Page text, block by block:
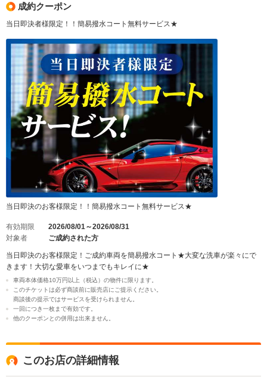
成約クーポン
当日即決者様限定！！簡易撥水コート無料サービス★
当日即決のお客様限定！！簡易撥水コート無料サービス★
有効期限
2026/08/01～2026/08/31
対象者
ご成約された方
当日即決のお客様限定！ご成約車両を簡易撥水コート★大変な洗車が楽々にで
きます！大切な愛車をいつまでもキレイに★
車両本体価格10万円以上（税込）の物件に限ります。
このチケットは必ず商談前に販売店にご提示ください。
商談後の提示ではサービスを受けられません。
一回につき一枚まで有効です。
他のクーポンとの併用は出来ません。
このお店の詳細情報